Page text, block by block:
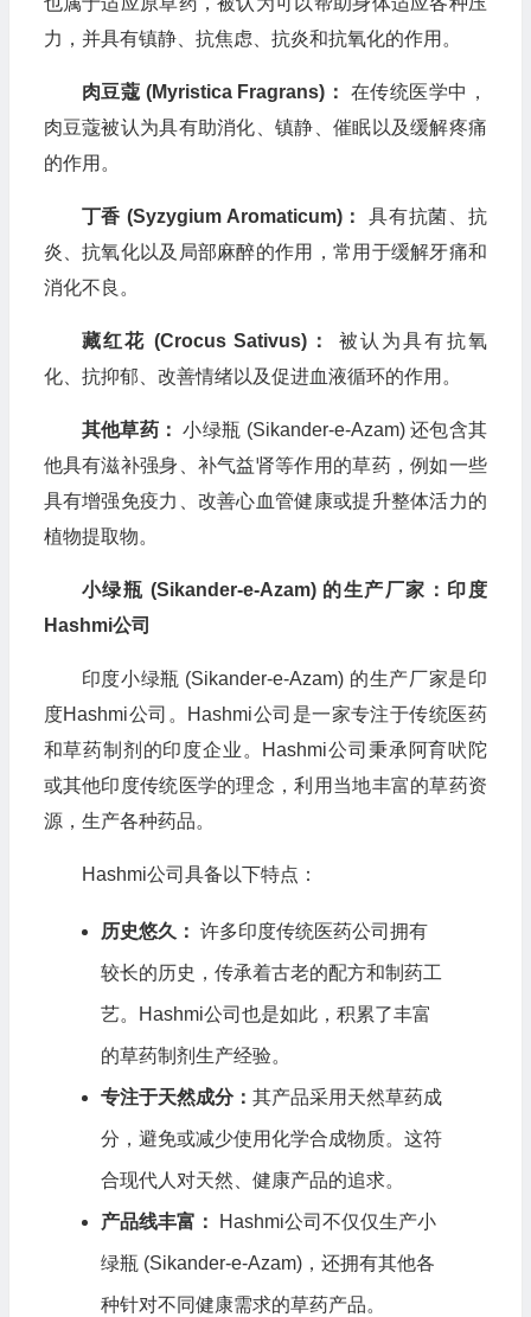
力，并具有镇静、抗焦虑、抗炎和抗氧化的作用。
肉豆蔻 (Myristica Fragrans)：
在传统医学中，
肉豆蔻被认为具有助消化、镇静、催眠以及缓解疼痛
的作用。
丁香 (Syzygium Aromaticum)：
具有抗菌、抗
炎、抗氧化以及局部麻醉的作用，常用于缓解牙痛和
消化不良。
藏红花 (Crocus Sativus)：
被认为具有抗氧
化、抗抑郁、改善情绪以及促进血液循环的作用。
其他草药： 小绿瓶 (Sikander-e-Azam) 还包含其
他具有滋补强身、补气益肾等作用的草药，例如一些
具有增强免疫力、改善心血管健康或提升整体活力的
植物提取物。
小绿瓶 (Sikander-e-Azam) 的生产厂家：印度
Hashmi公司
印度小绿瓶 (Sikander-e-Azam) 的生产厂家是印
度Hashmi公司。Hashmi公司是一家专注于传统医药
和草药制剂的印度企业。Hashmi公司秉承阿育吠陀
或其他印度传统医学的理念，利用当地丰富的草药资
源，生产各种药品。
Hashmi公司具备以下特点：
历史悠久： 许多印度传统医药公司拥有
较长的历史，传承着古老的配方和制药工
艺。Hashmi公司也是如此，积累了丰富
的草药制剂生产经验。
专注于天然成分： 其产品采用天然草药成
分，避免或减少使用化学合成物质。这符
合现代人对天然、健康产品的追求。
产品线丰富： Hashmi公司不仅仅生产小
绿瓶 (Sikander-e-Azam)，还拥有其他各
种针对不同健康需求的草药产品。